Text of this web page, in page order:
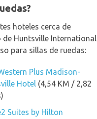
hoteles cerca de
de Huntsville International
para sillas de ruedas:
Plus Madison-
Hotel (4,54 KM / 2,82
Suites by Hilton